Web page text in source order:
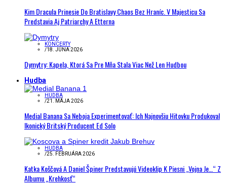
Kim Dracula Prinesie Do Bratislavy Chaos Bez Hraníc. V Majesticu Sa
Predstavia Aj Patriarchy A Etterna
KONCERTY
/18. JÚNA 2026
Dymytry: Kapela, Ktorá Sa Pre Mňa Stala Viac Než Len Hudbou
Hudba
HUDBA
/21. MÁJA 2026
Medial Banana Sa Neboja Experimentovať: Ich Najnovšiu Hitovku Produkoval
Ikonický Britský Producent Ed Solo
HUDBA
/25. FEBRUÁRA 2026
Katka Koščová A Daniel Špiner Predstavujú Videoklip K Piesni „Vojna Je…“ Z
Albumu „Krehkosť“